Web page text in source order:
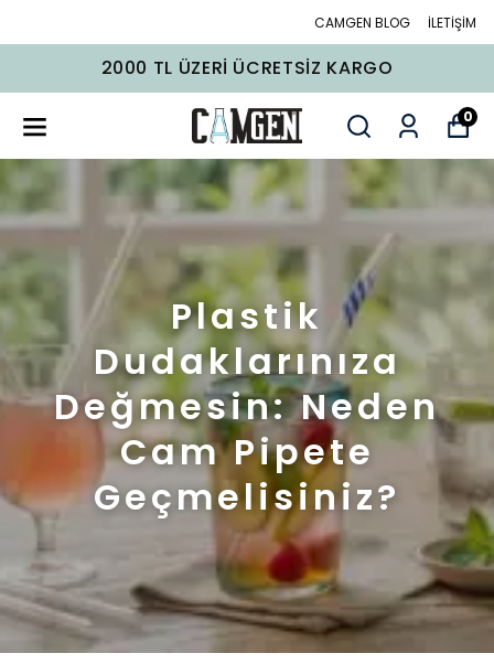
CAMGEN BLOG İLETİŞİM
2000 TL ÜZERI ÜCRETSIZ KARGO
0
Plastik
Dudaklarınıza
Değmesin: Neden
Cam Pipete
Geçmelisiniz?